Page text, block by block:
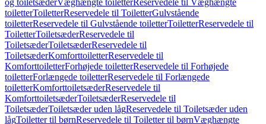
og toiletsæderVæghængte toiletterReservedele til Væghængte
toiletterToiletterReservedele til ToiletterGulvstående
toiletterReservedele til Gulvstående toiletterToiletterReservedele til
ToiletterToiletsæderReservedele til
ToiletsæderToiletsæderReservedele til
ToiletsæderKomforttoiletterReservedele til
KomforttoiletterForhøjede toiletterReservedele til Forhøjede
toiletterForlængede toiletterReservedele til Forlængede
toiletterKomforttoiletsæderReservedele til
KomforttoiletsæderToiletsæderReservedele til
ToiletsæderToiletsæder uden lågReservedele til Toiletsæder uden
lågToiletter til børnReservedele til Toiletter til børnVæghængte